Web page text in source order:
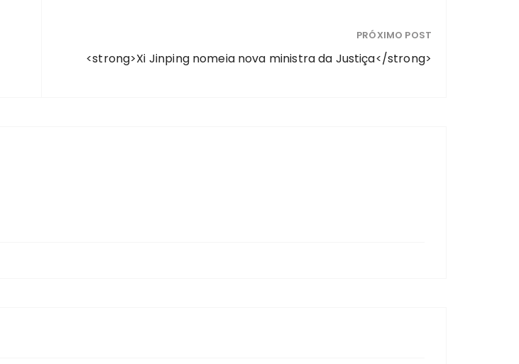
PRÓXIMO POST
<strong>Xi Jinping nomeia nova ministra da Justiça</strong>